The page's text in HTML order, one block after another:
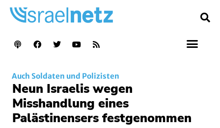
Auch Soldaten und Polizisten
Neun Israelis wegen
Misshandlung eines
Palästinensers festgenommen